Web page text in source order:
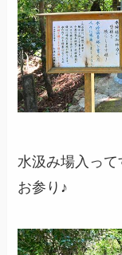
水汲み場入っ
お参り♪